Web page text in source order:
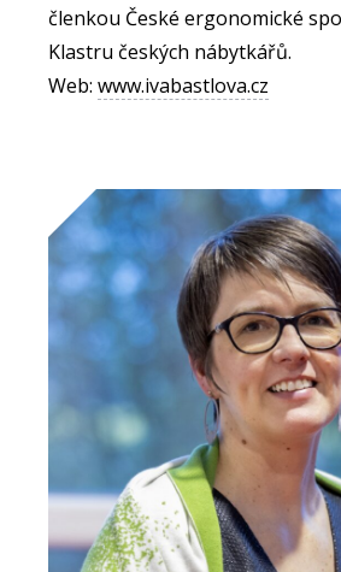
členkou České ergonomické
Klastru českých nábytkářů.
Web: www.ivabastlova.cz